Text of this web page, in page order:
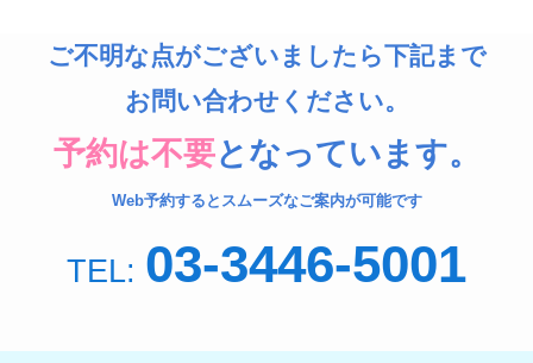
ご不明な点がございましたら下記まで
お問い合わせください。
予約は不要となっています。
Web予約するとスムーズなご案内が可能です
TEL: 03-3446-5001